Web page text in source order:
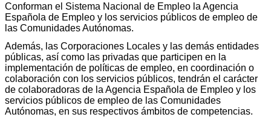
Conforman el Sistema Nacional de Empleo la Agencia
Española de Empleo y los servicios públicos de empleo de
las Comunidades Autónomas.
Además, las Corporaciones Locales y las demás entidades
públicas, así como las privadas que participen en la
implementación de políticas de empleo, en coordinación o
colaboración con los servicios públicos, tendrán el carácter
de colaboradoras de la Agencia Española de Empleo y los
servicios públicos de empleo de las Comunidades
Autónomas, en sus respectivos ámbitos de competencias.